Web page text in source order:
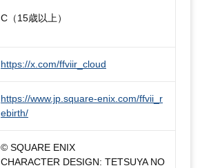
C（15歳以上）
https://x.com/ffviir_cloud
https://www.jp.square-enix.com/ffvii_r
ebirth/
© SQUARE ENIX
CHARACTER DESIGN: TETSUYA NO